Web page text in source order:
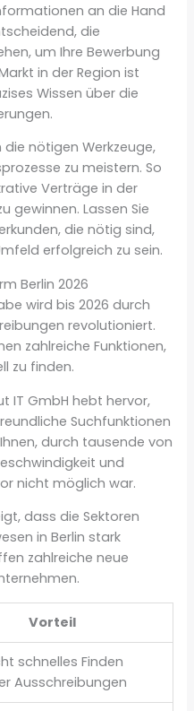
an die Hand
die
um Ihre Bewerbung
in der Region ist
Wissen über die
nötigen Werkzeuge,
zu meistern. So
Verträge in der
gewinnen. Lassen Sie
die nötig sind,
erfolgreich zu sein.
Berlin 2026
wird bis 2026 durch
revolutioniert.
zahlreiche Funktionen,
zu finden.
IT GmbH hebt hervor,
Suchfunktionen
durch tausende von
und
nicht möglich war.
dass die Sektoren
in Berlin stark
zahlreiche neue
Vorteil
schnelles Finden
Ausschreibungen